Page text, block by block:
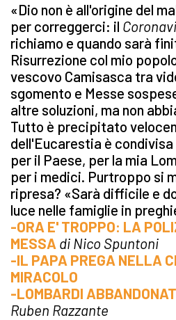
«Dio non è all'origine del
per correggerci: il
richiamo e quando sarà
Risurrezione col mio
vescovo Camisasca tra
sgomento e Messe
altre soluzioni, ma non
Tutto è precipitato
dell'Eucarestia è
per il Paese, per la mia
per i medici. Purtroppo si
ripresa? «Sarà difficile e
luce nelle famiglie in
-ORA E' TROPPO: LA
MESSA di Nico Spuntoni
-IL PAPA PREGA NELLA
MIRACOLO
-LOMBARDI
Ruben Razzante